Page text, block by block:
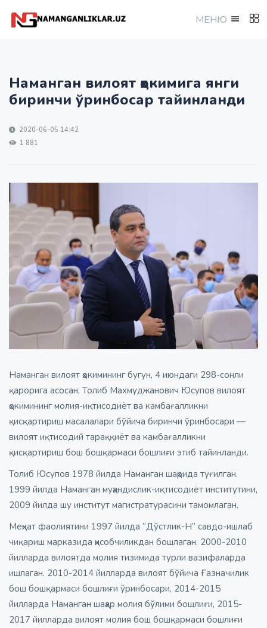
МEНЮ
Наманган вилоят ҳокимига янги
биринчи ўринбосар тайинланди
2020-06-05 14:42
1 881
Наманган вилоят ҳокимининг бугун, 4 июндаги 298-сонли
қарорига асосан, Толиб Махмуджанович Юсупов вилоят
ҳокимининг молия-иқтисодиёт ва камбағалликни
қисқартириш масалалари бўйича биринчи ўринбосари —
вилоят иқтисодий тараққиёт ва камбағалликни
қисқартириш бош бошқармаси бошлиғи этиб тайинланди.
Толиб Юсупов 1978 йилда Наманган шаҳрида туғилган.
1999 йилда Наманган муҳандислик-иқтисодиёт институтини,
2009 йилда шу институт магистратурасини тамомлаган.
Меҳнат фаолиятини 1997 йилда “Дўстлик-Н” савдо-ишлаб
чиқариш марказида ҳисобчиликдан бошлаган. 2000-2010
йилларда вилоятда молия тизимида турли вазифаларда
ишлаган. 2010-2014 йилларда вилоят бўйича Ғазначилик
бош бошқармаси бошлиғи ўринбосари, 2014-2015
йилларда Наманган шаҳар молия бўлими бошлиғи, 2015-
2017 йилларда вилоят молия бош бошқармаси бошлиғи